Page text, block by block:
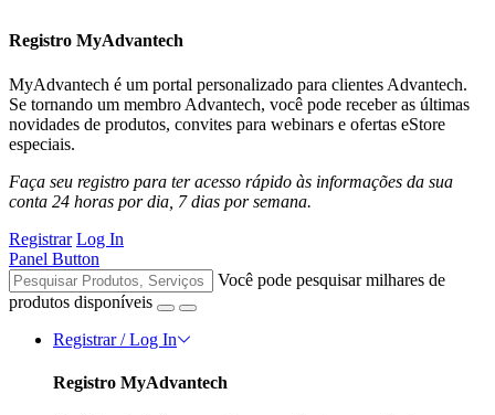
Registro MyAdvantech
MyAdvantech é um portal personalizado para clientes Advantech.
Se tornando um membro Advantech, você pode receber as últimas
novidades de produtos, convites para webinars e ofertas eStore
especiais.
Faça seu registro para ter acesso rápido às informações da sua
conta 24 horas por dia, 7 dias por semana.
Registrar Log In
Panel Button
Você pode pesquisar milhares de
produtos disponíveis
Registrar / Log In
Registro MyAdvantech